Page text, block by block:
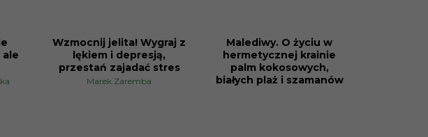
ale
PROMOCJA
Wzmocnij jelita! Wygraj z
lękiem i depresją,
przestań zajadać stres
Marek Zaremba
PROMOCJA
Malediwy. O życiu w
hermetycznej krainie
palm kokosowych,
białych plaż i szamanów